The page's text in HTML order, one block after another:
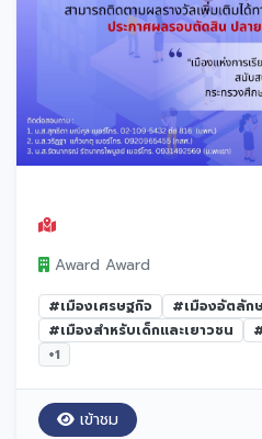
Award Award
#เมืองเศรษฐกิจ
#เมืองอัตลัก
#เมืองสำหรับเด็กและเยาวชน
+1
เข้าชม